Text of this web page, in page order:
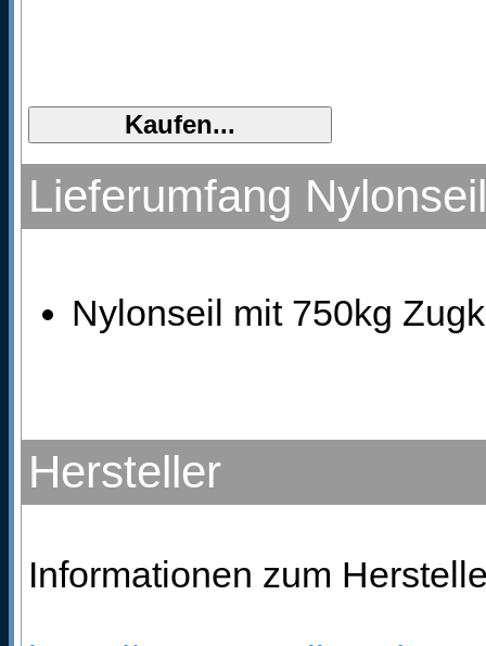
Lieferumfang
Nylonseil mit 750kg
Hersteller
Informationen zum